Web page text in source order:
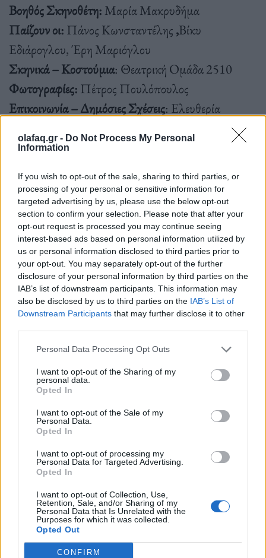
olafaq.gr - Do Not Process My Personal
Information
If you wish to opt-out of the sale, sharing to third parties, or
processing of your personal or sensitive information for
targeted advertising by us, please use the below opt-out
section to confirm your selection. Please note that after your
opt-out request is processed you may continue seeing
interest-based ads based on personal information utilized by
us or personal information disclosed to third parties prior to
your opt-out. You may separately opt-out of the further
disclosure of your personal information by third parties on the
IAB’s list of downstream participants. This information may
also be disclosed by us to third parties on the IAB’s List of
Downstream Participants that may further disclose it to other
Personal Data Processing Opt Outs
I want to opt-out of the Sharing of my
personal data.
Opted In
I want to opt-out of the Sale of my
Personal Data.
Opted In
I want to opt-out of processing my
Personal Data for Targeted Advertising.
Opted In
I want to opt-out of Collection, Use,
Retention, Sale, and/or Sharing of my
Personal Data that Is Unrelated with the
Purposes for which it was collected.
Opted Out
CONFIRM
Βοηθός Σκηνοθέτη: Μαρία Μακρυδήμα
Παίζουν οι: Πάνος Κωνσταντέλης ,Βίκυ
Εδιάρογλου, Έρη Μαριόγλου
Σκηνικά – Κοστούμια: Θεατρική Ομάδα 2510
Φωτογραφίες: Πέτρος Πουλόπουλος
Επικοινωνία – Δημόσιες Σχέσεις: Ελευθερία
Παραστάσεις:
Aπό 24/10 -19/12
Κάθε Πέμπτη: 21.00
(Η παράσταση στις 14 Νοεμβρίου δεν θα
Τιμές εισιτηρίων:
Κανονικό: 12€, Φοιτητικό – Ανέργων – Ατέλεια:
Διάρκεια:75’
ΘΕΑΤΡΟ 2510: Θεμιστοκλέους 52, Εξάρχεια
(μετρό Ομόνοια)